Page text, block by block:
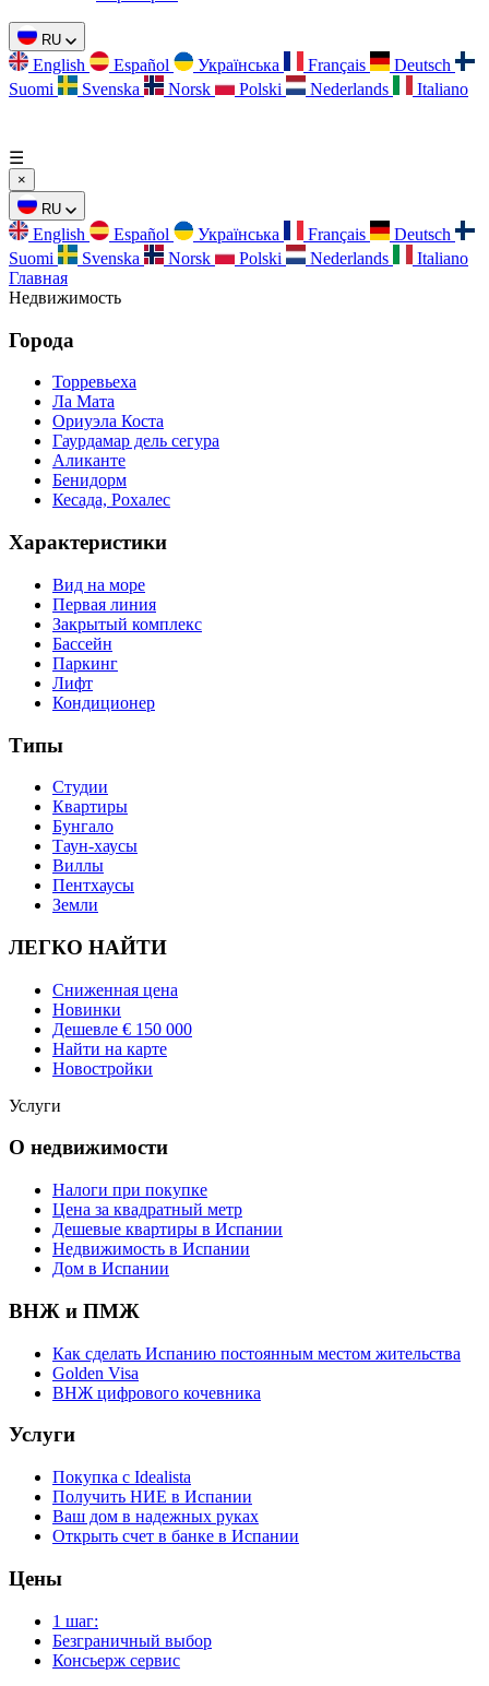
RU
English Español Українська Français
Deutsch
Suomi
Svenska Norsk Polski Nederlands Italiano
☰
×
RU
English Español Українська Français
Deutsch
Suomi
Svenska Norsk Polski Nederlands
Italiano
Главная
Недвижимость
Города
Торревьеха
Ла Мата
Ориуэла Коста
Гаурдамар дель сегура
Аликанте
Бенидорм
Кесада, Рохалес
Характеристики
Вид на море
Первая линия
Закрытый комплекс
Бассейн
Паркинг
Лифт
Кондиционер
Типы
Студии
Квартиры
Бунгало
Таун-хаусы
Виллы
Пентхаусы
Земли
ЛЕГКО НАЙТИ
Сниженная цена
Новинки
Дешевле € 150 000
Найти на карте
Новостройки
Услуги
О недвижимости
Налоги при покупке
Цена за квадратный метр
Дешевые квартиры в Испании
Hедвижимость в Испании
Дом в Испании
ВНЖ и ПМЖ
Как сделать Испанию постоянным местом жительства
Golden Visa
ВНЖ цифрового кочевника
Услуги
Покупка с Idealista
Получить НИЕ в Испании
Ваш дом в надежных руках
Открыть счет в банке в Испании
Цены
1 шаг:
Безграничный выбор
Консьерж сервис